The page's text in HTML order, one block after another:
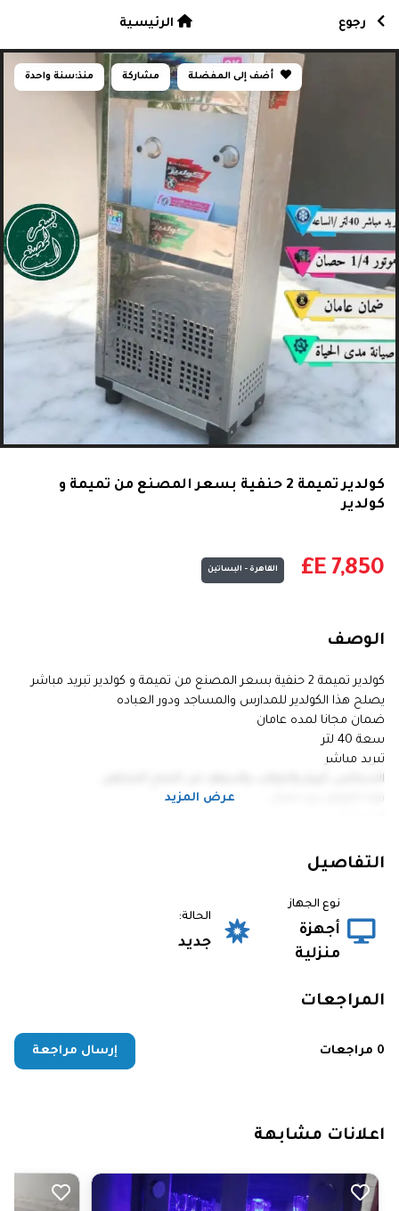
أضف إلى المفضلة مشاركة منذ:سنة واحدة
كولدير تميمة 2 حنفية بسعر المصنع من تميمة و
كولدير
E£ 7,850 القاهرة - البساتين
الوصف
كولدير تميمة 2 حنفية بسعر المصنع من تميمة و كولدير تبريد مباشر
يصلح هذا الكولدير للمدارس والمساجد ودور العباده
ضمان مجانا لمده عامان
سعة 40 لتر
تبريد مباشر
الاستالس كروم والجوانب والسقف من الصاج المجلفن
#صُممت_لأفضل_أداء
#كولدير_مياه #كولدير_بسعر_المصنع
#صدقة_جارية #كولدير_مساجد
#كولدير_مدارس #كولدير_شركات #براده #كولدير_مضمون #تبريد_فوري
#ثلاجة #مبرد_مياه #براده #ضمان_سنتين #صيانة_مدى_الحياة
عرض المزيد
التفاصيل
نوع الجهاز
أجهزة
منزلية
الحالة:
جديد
المراجعات
0 مراجعات إرسال مراجعة
رجوع الرئيسية
اعلانات مشابهة